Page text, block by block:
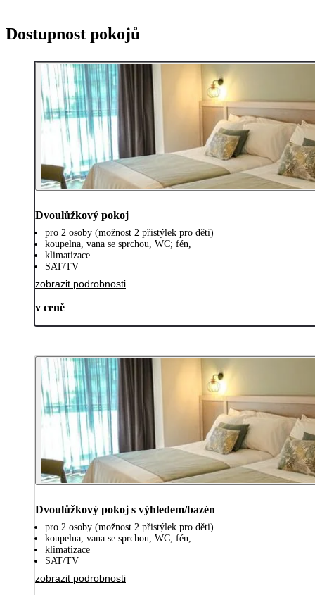
Dostupnost pokojů
Dvoulůžkový pokoj
pro 2 osoby (možnost 2 přistýlek pro děti)
koupelna, vana se sprchou, WC; fén,
klimatizace
SAT/TV
zobrazit podrobnosti
v ceně
Dvoulůžkový pokoj s výhledem/bazén
pro 2 osoby (možnost 2 přistýlek pro děti)
koupelna, vana se sprchou, WC; fén,
klimatizace
SAT/TV
zobrazit podrobnosti